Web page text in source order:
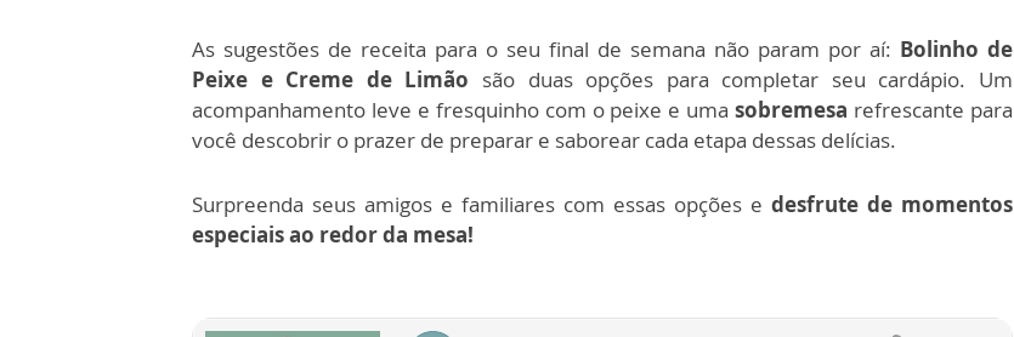
As sugestões de receita para o seu final de semana não param por aí: Bolinho de
Peixe e Creme de Limão são duas opções para completar seu cardápio. Um
acompanhamento leve e fresquinho com o peixe e umasobremesa refrescante para
você descobrir o prazer de preparar e saborear cada etapa dessas delícias.
Surpreenda seus amigos e familiares com essas opções e desfrute de momentos
especiais ao redor da mesa!